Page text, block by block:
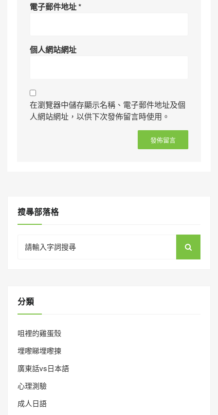
電子郵件地址*
個人網站網址
在瀏覽器中儲存顯示名稱、電子郵件地址及個
人網站網址，以供下次發佈留言時使用。
搜㝷部落格
for:
分類
咀裡的雞蛋殼
埋嚟睇埋嚟揀
廣東話vs日本語
心理測驗
成人日語